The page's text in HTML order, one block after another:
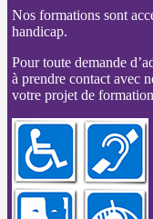
Nos formations sont
handicap.
Pour toute demande
à prendre contact avec
votre projet de